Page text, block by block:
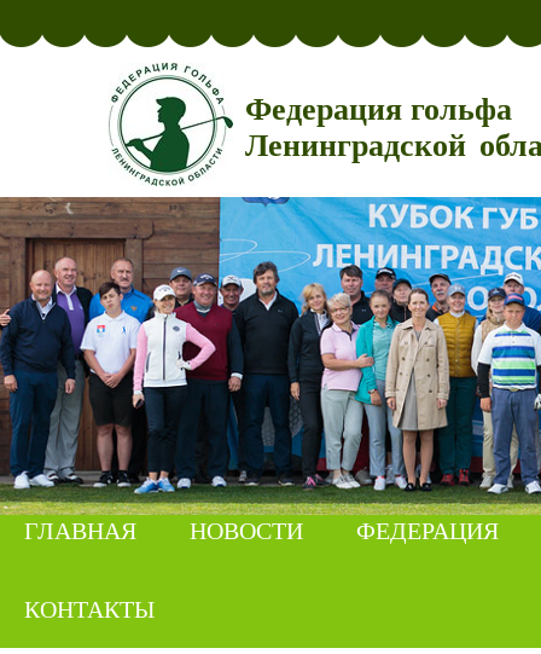
Федерация гольфа
Ленинградской
ГЛАВНАЯ НОВОСТИ ФЕДЕРАЦИЯ
КОНТАКТЫ